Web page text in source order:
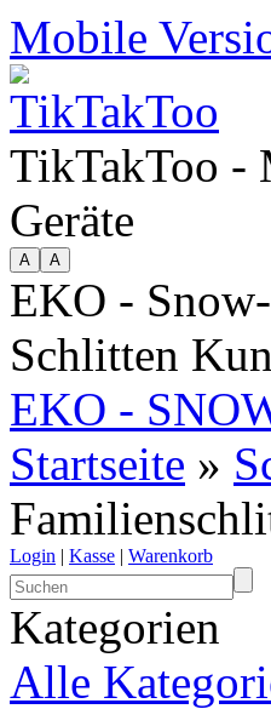
Mobile
TikTakToo -
Geräte
EKO -
Schlitten
EKO -
Startseite »
Login | Kasse | Warenkorb
Kategorien
Alle